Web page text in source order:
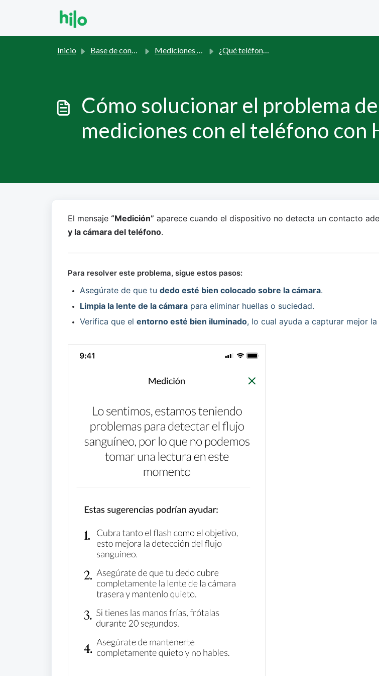
Inicio Base de conocimientos Mediciones con el teléfono Hilo ¿Qué teléfonos son compatibles con las mediciones con el teléfono Hilo?
Cómo solucionar el problema
mediciones con el teléfono con
El mensaje “Medición” aparece cuando el dispositivo no detecta un contacto
y la cámara del teléfono.
Para resolver este problema, sigue estos pasos:
Asegúrate de que tu dedo esté bien colocado sobre la cámara.
Limpia la lente de la cámara para eliminar huellas o suciedad.
Verifica que el entorno esté bien iluminado, lo cual ayuda a capturar mejor la